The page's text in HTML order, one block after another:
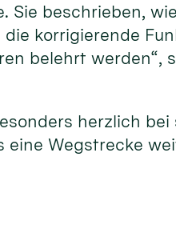
Sie beschrieben,
korrigierende
belehrt werden“,
herzlich bei
Wegstrecke